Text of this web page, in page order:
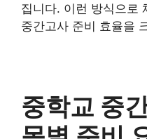
집니다. 이런 방식으로
중간고사 준비 효율을
중학교 중